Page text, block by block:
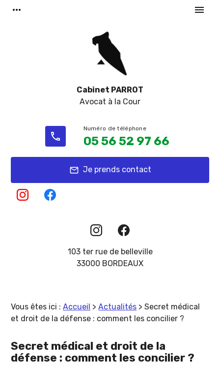
more_horiz menu
103 ter rue de belleville
33000 BORDEAUX
Cabinet PARROT
Avocat à la Cour
phone 05 56 52 97 66
mail Je prends contact
Vous êtes ici : Accueil >Actualités > Secret médical
et droit de la défense : comment les concilier ?
Secret médical et droit de la
défense : comment les concilier ?